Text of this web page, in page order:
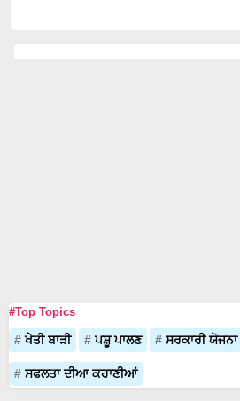
#Top Topics
ਖੇਤੀ ਬਾੜੀ ਪਸ਼ੂ ਪਾਲਣ ਸਰਕਾਰੀ ਯੋਜਨਾ
ਸਫਲਤਾ ਦੀਆ ਕਹਾਣੀਆਂ